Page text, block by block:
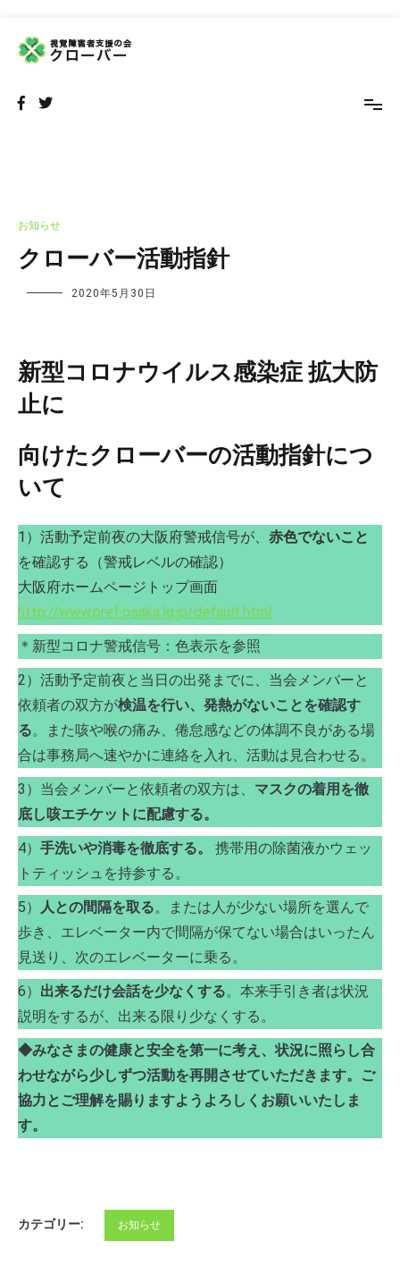
お知らせ
クローバー活動指針
2020年5月30日
新型コロナウイルス感染症 拡大防
止に
向けたクローバーの活動指針につ
いて
1）活動予定前夜の大阪府警戒信号が、 赤色でないこと
を確認する（警戒レベルの確認）
大阪府ホームページトップ画面
http://www.pref.osaka.lg.jp/default.html
＊新型コロナ警戒信号：色表示を参照
2）活動予定前夜と当日の出発までに、当会メンバーと
依頼者の双方が検温を行い、発熱がないことを確認す
る。また咳や喉の痛み、倦怠感などの体調不良がある場
合は事務局へ速やかに連絡を入れ、活動は見合わせる。
3）当会メンバーと依頼者の双方は、 マスクの着用を徹
底し咳エチケットに配慮する。
4） 手洗いや消毒を徹底する。
携帯用の除菌液かウェッ
トティッシュを持参する。
5）
人との間隔を取る。または人が少ない場所を選んで
歩き、エレベーター内で間隔が保てない場合はいったん
見送り、次のエレベーターに乗る。
6） 出来るだけ会話を少なくする。本来手引き者は状況
説明をするが、出来る限り少なくする。
◆みなさまの健康と安全を第一に考え、状況に照らし合
わせながら少しずつ活動を再開させていただきます。ご
協力とご理解を賜りますようよろしくお願いいたしま
す。
カテゴリー: お知らせ